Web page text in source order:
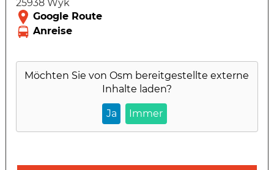
25938 Wyk
Möchten Sie vonOsm bereitgestellte externe
Inhalte laden?
Ja Immer